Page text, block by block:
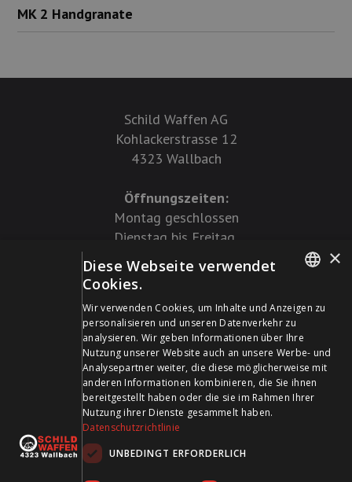
MK 2 Handgranate
Schild Waffen AG
Kohlackerstrasse 12
4323 Wallbach
Öffnungszeiten:
Montag geschlossen
Dienstag bis Freitag
09.00 - 12.00 Uhr
14.00 - 18.30 Uhr
09.00 - 16.00 Uhr
Tel:061 861 14 27
+41 61 861 14 27
+41 61 861 14 01
info@schildwaffen.ch
FRENCH
×
Diese Webseite verwendet
Cookies.
Wir verwenden Cookies, um Inhalte und Anzeigen zu
personalisieren und unseren Datenverkehr zu
analysieren. Wir geben Informationen über Ihre
Nutzung unserer Website auch an unsere Werbe- und
Analysepartner weiter, die diese möglicherweise mit
anderen Informationen kombinieren, die Sie ihnen
bereitgestellt haben oder die sie im Rahmen Ihrer
Nutzung ihrer Dienste gesammelt haben.
Datenschutzrichtlinie
UNBEDINGT ERFORDERLICH